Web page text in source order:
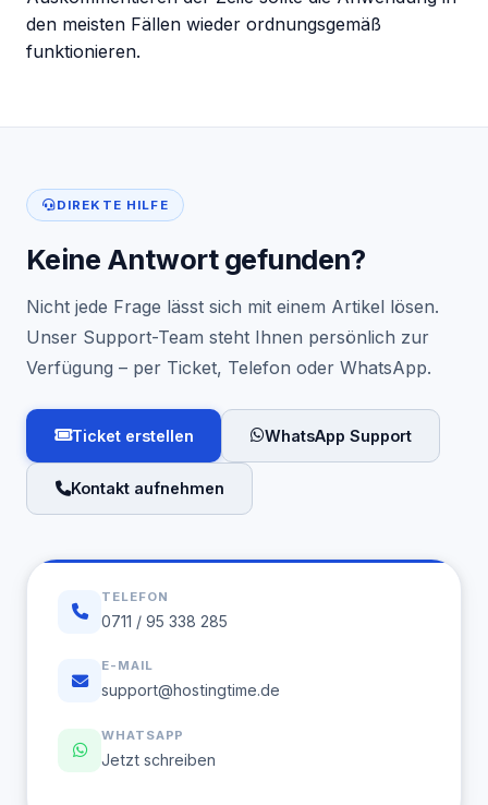
den meisten Fällen wieder ordnungsgemäß
funktionieren.
DIREKTE HILFE
Keine Antwort gefunden?
Nicht jede Frage lässt sich mit einem Artikel lösen.
Unser Support-Team steht Ihnen persönlich zur
Verfügung – per Ticket, Telefon oder WhatsApp.
Ticket erstellen WhatsApp Support
Kontakt aufnehmen
TELEFON
0711 / 95 338 285
E-MAIL
support@hostingtime.de
WHATSAPP
Jetzt schreiben